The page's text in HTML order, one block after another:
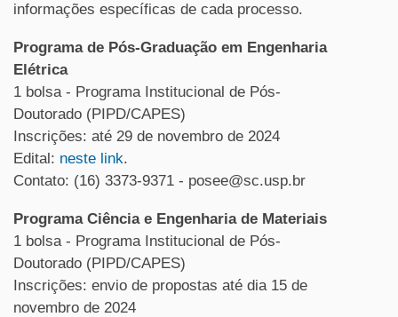
informações específicas de cada processo.
Programa de Pós-Graduação em Engenharia
Elétrica
1 bolsa - Programa Institucional de Pós-
Doutorado (PIPD/CAPES)
Inscrições: até 29 de novembro de 2024
Edital: neste link.
Contato: (16) 3373-9371 - posee@sc.usp.br
Programa Ciência e Engenharia de Materiais
1 bolsa - Programa Institucional de Pós-
Doutorado (PIPD/CAPES)
Inscrições: envio de propostas até dia 15 de
novembro de 2024